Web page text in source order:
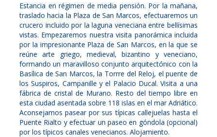
Estancia en régimen de media pensión. Por la mañana,
traslado hacia la Plaza de San Marcos, efectuaremos un
crucero incluido por la laguna veneciana entre bellísimas
vistas. Empezaremos nuestra visita panorámica incluida
por la impresionante Plaza de San Marcos, en la que se
reúne arte griego, medieval, bizantino y veneciano,
formando un maravilloso conjunto arquitectónico con la
Basílica de San Marcos, la Torrre del Reloj, el puente de
los Suspiros, Campanille y el Palacio Ducal. Visita a una
fábrica de cristal de Murano. Resto del tiempo libre en
esta ciudad asentada sobre 118 islas en el mar Adriático.
Aconsejamos pasear por sus típicas callejuelas hasta el
Puente Rialto y efectuar un paseo en góndola (opcional)
por los típicos canales venecianos. Alojamiento.